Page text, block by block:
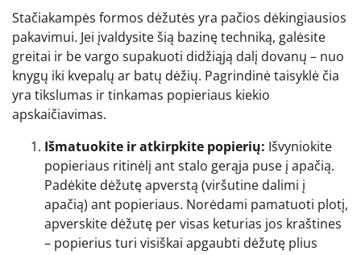
Stačiakampės formos dėžutės yra pačios dėkingiausios
pakavimui. Jei įvaldysite šią bazinę techniką, galėsite
greitai ir be vargo supakuoti didžiąją dalį dovanų – nuo
knygų iki kvepalų ar batų dėžių. Pagrindinė taisyklė čia
yra tikslumas ir tinkamas popieriaus kiekio
apskaičiavimas.
Išmatuokite ir atkirpkite popierių: Išvyniokite
popieriaus ritinėlį ant stalo gerąja puse į apačią.
Padėkite dėžutę apverstą (viršutine dalimi į
apačią) ant popieriaus. Norėdami pamatuoti plotį,
apverskite dėžutę per visas keturias jos kraštines
– popierius turi visiškai apgaubti dėžutę plius